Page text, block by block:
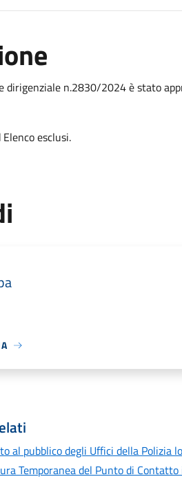
dirigenziale n.2830/2024 è stato
esclusi.
al pubblico degli Uffici della Polizia
Temporanea del Punto di Contatto